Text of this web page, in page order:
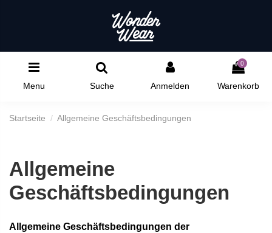
Menu Suche Anmelden
0
Warenkorb
Startseite Allgemeine Geschäftsbedingungen
Allgemeine
Geschäftsbedingungen
Allgemeine Geschäftsbedingungen der